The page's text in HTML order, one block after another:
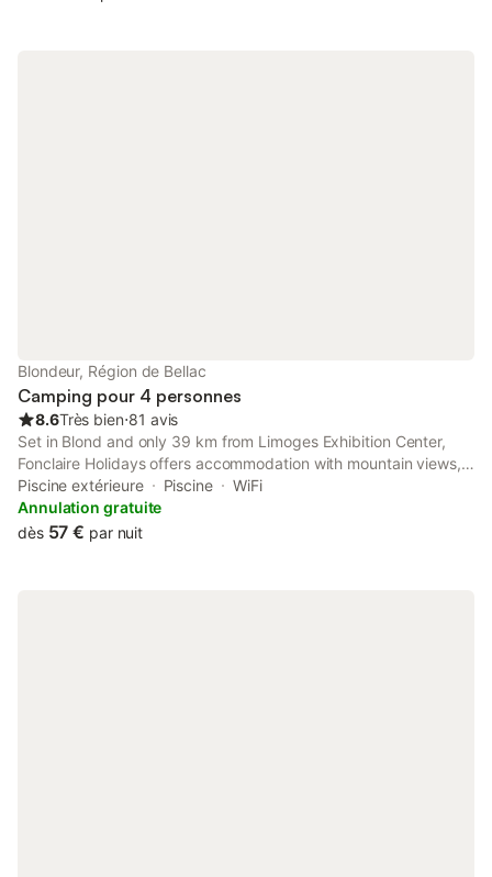
Blondeur, Région de Bellac
Camping pour 4 personnes
8.6Très bien⋅81 avis
Set in Blond and only 39 km from Limoges Exhibition Center,
Fonclaire Holidays offers accommodation with mountain views,
free WiFi and free private parking. The property has lake and
garden views, and is 41 km from ESTER Limoges Technopole.
Piscine extérieure Piscine
WiFi
Annulation gratuite
dès 57 € par nuit